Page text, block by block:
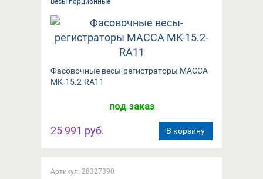
Фасовочные весы-регистраторы МАССА
MK-15.2-RA11
под заказ
25 991 руб. В корзину
Артикул: 28327390